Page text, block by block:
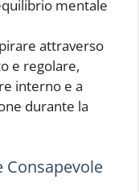
mentale
attraverso
e regolare,
interno e a
durante la
Consapevole